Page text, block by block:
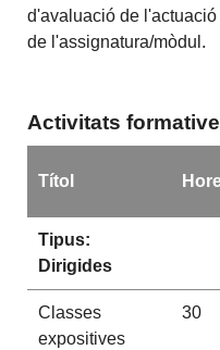
d'avaluació de
de l'assignatura/mòdul.
Activitats
Títol
Tipus:
Dirigides
Classes
expositives
30